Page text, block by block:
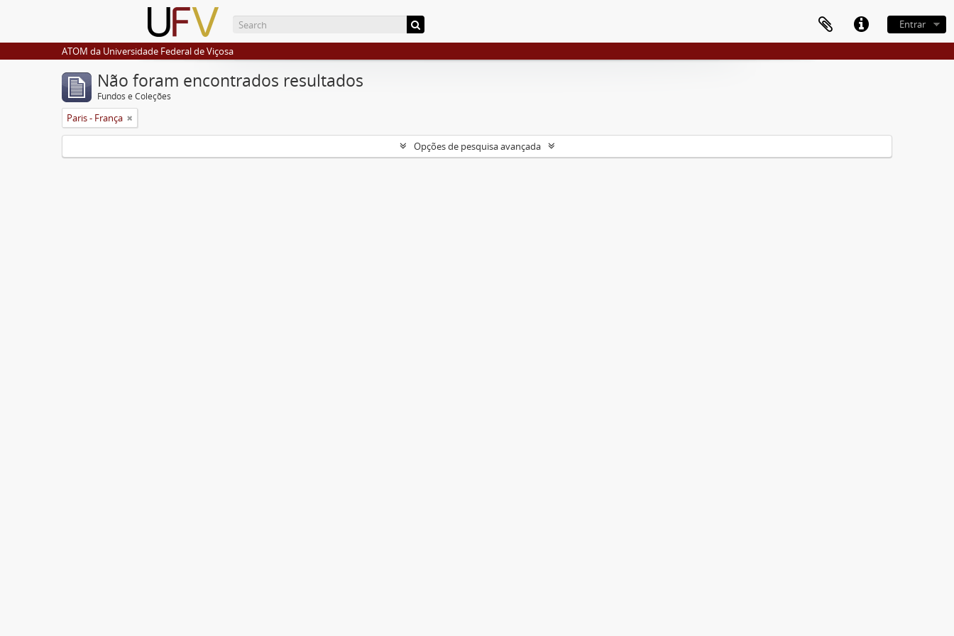
Entrar
ATOM da Universidade Federal de Viçosa
Não foram encontrados resultados
Fundos e Coleções
Paris - França
Opções de pesquisa avançada